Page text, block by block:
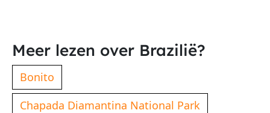
Meer lezen over Brazilië?
Bonito
Chapada Diamantina National Park